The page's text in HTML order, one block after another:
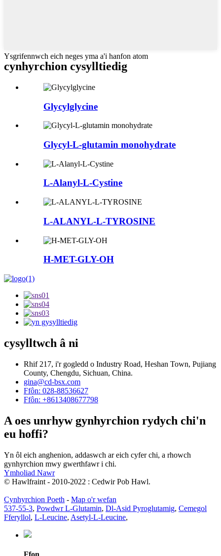
Ysgrifennwch eich neges yma a'i hanfon atom
cynhyrchion cysylltiedig
Glycylglycine
Glycyl-L-glutamin monohydrate
L-Alanyl-L-Cystine
L-ALANYL-L-TYROSINE
H-MET-GLY-OH
cysylltwch â ni
Rhif 217, i'r gogledd o Industry Road, Heshan Town, Pujiang
County, Chengdu, Sichuan, China.
gina@cd-bsx.com
Ffôn: 028-88536627
Ffôn: +8613408677798
A oes unrhyw gynhyrchion rydych chi'n
eu hoffi?
Yn ôl eich anghenion, addaswch ar eich cyfer chi, a rhowch
gynhyrchion mwy gwerthfawr i chi.
Ymholiad Nawr
© Hawlfraint - 2010-2022 : Cedwir Pob Hawl.
Cynhyrchion Poeth - Map o'r wefan
537-55-3, Powdwr L-Glutamin, Dl-Asid Pyroglutamig, Cemegol
Fferyllol, L-Leucine, Asetyl-L-Leucine,
Ffon